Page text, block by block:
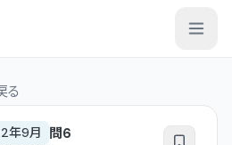
る
年9月 問6